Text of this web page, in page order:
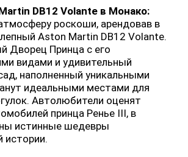
DB12 Volante в Монако:
роскоши, арендовав в
Aston Martin DB12 Volante.
Дворец Принца с его
видами и удивительный
наполненный уникальными
идеальными местами для
Автолюбители оценят
принца Ренье III, в
истинные шедевры
истории.